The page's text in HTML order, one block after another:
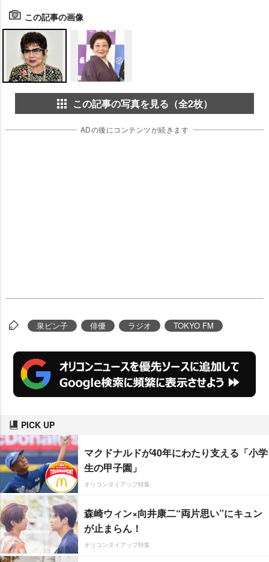
この記事の画像
この記事の写真を見る（全2枚）
ADの後にコンテンツが続きます
泉ピン子 俳優 ラジオ TOKYO FM
PICK UP
マクドナルドが40年にわたり支える「小学
生の甲子園」
オリコンタイアップ特集
森崎ウィン×向井康二“両片思い”にキュン
が止まらん！
オリコンタイアップ特集